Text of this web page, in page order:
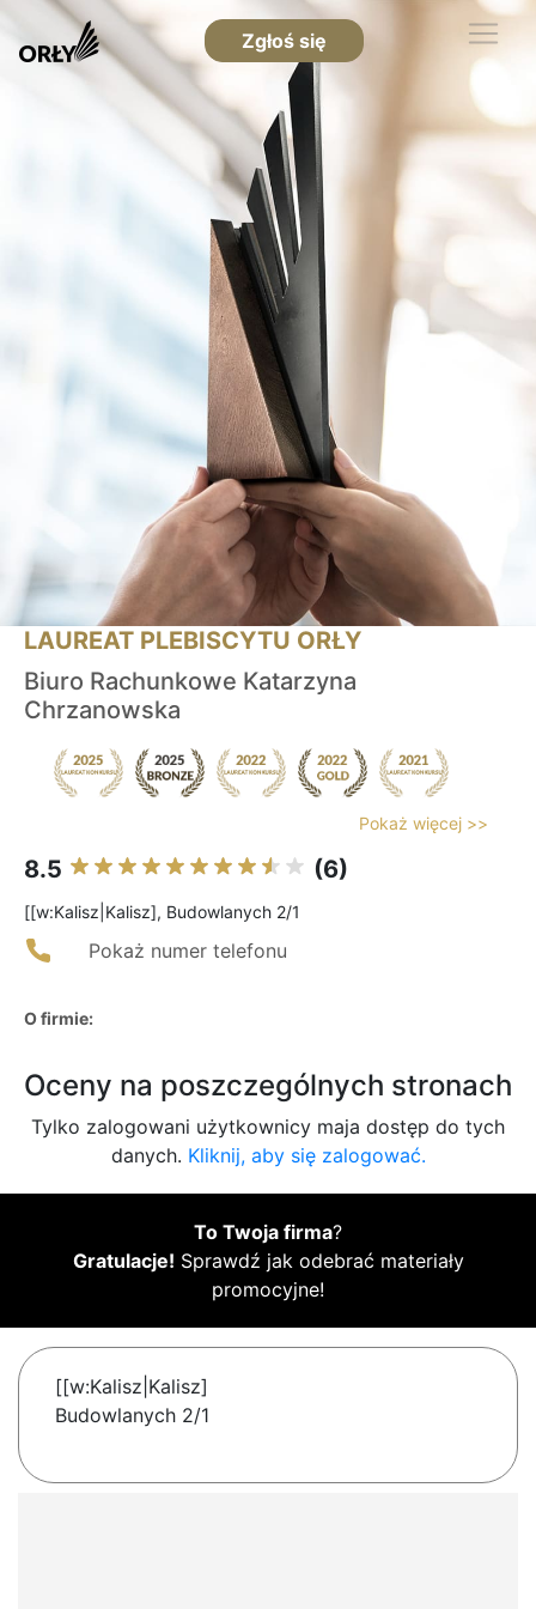
Zgłoś się
LAUREAT PLEBISCYTU ORŁY
Biuro Rachunkowe Katarzyna
Chrzanowska
Pokaż więcej >>
8.5 (6)
[[w:Kalisz|Kalisz], Budowlanych 2/1
Pokaż numer telefonu
O firmie:
Oceny na poszczególnych stronach
Tylko zalogowani użytkownicy maja dostęp do tych
danych. Kliknij, aby się zalogować.
To Twoja firma?
Gratulacje! Sprawdź jak odebrać materiały
promocyjne!
[[w:Kalisz|Kalisz]
Budowlanych 2/1